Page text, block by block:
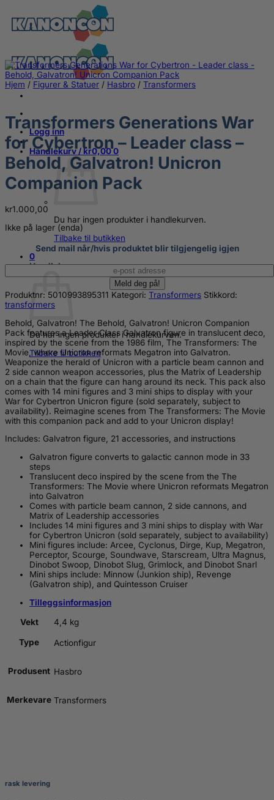
content
Logg inn
Handlekurv /kr0,000
Du har ingen produkter i handlekurven.
Tilbake til butikken
0
Handlekurv
Du har ingen produkter i handlekurven.
Tilbake til butikken
Hjem / Figurer & Statuer / Hasbro / Transformers
Transformers Generations War
for Cybertron – Leader class –
Behold, Galvatron! Unicron
Companion Pack
kr1.000,00
Ikke på lager (enda)
Send mail når/hvis produktet blir tilgjengelig igjen
Produktnr: 5010993895311 Kategori: Transformers Stikkord:
transformers
Behold, Galvatron! The Behold, Galvatron! Unicron Companion
Pack features a Leader Class Galvatron figure in translucent deco,
inspired by the scene from the 1986 film, The Transformers: The
Movie, where Unicron reformats Megatron into Galvatron.
Weaponize the herald of Unicron with a particle beam cannon and
2 side cannon weapon accessories, plus the Matrix of Leadership
on a chain that the figure can hang around its neck. This pack also
comes with 14 mini figures and 3 mini ships to display with your
War for Cybertron Unicron figure (sold separately, subject to
availability). Reimagine scenes from The Transformers: The Movie
with this companion pack and add to your Unicron display!
Includes: Galvatron figure, 21 accessories, and instructions
Galvatron figure converts to galactic cannon mode in 33
steps
Translucent deco inspired by the scene from the The
Transformers: The Movie where Unicron reformats Megatron
into Galvatron
Comes with particle beam cannon, 2 side cannons, and
Matrix of Leadership accessories
Includes 14 mini figures and 3 mini ships to display with War
for Cybertron Unicron (sold separately, subject to availability)
Mini figures include: Arcee, Cyclonus, Dirge, Kup, Megatron,
Perceptor, Scourge, Soundwave, Starscream, Ultra Magnus,
Dinobot Swoop, Dinobot Slug, Grimlock, and Dinobot Snarl
Mini ships include: Minnow (Junkion ship), Revenge
(Galvatron ship), and Quintesson Cruiser
Tilleggsinformasjon
Vekt 4,4 kg
Type Actionfigur
Produsent Hasbro
Merkevare Transformers
rask levering